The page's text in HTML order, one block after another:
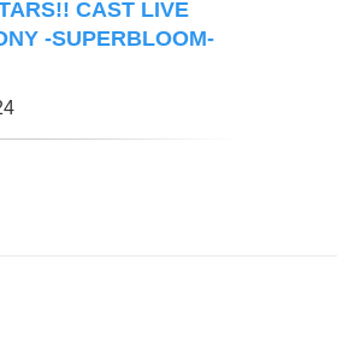
CAST LIVE
-SUPERBLOOM-